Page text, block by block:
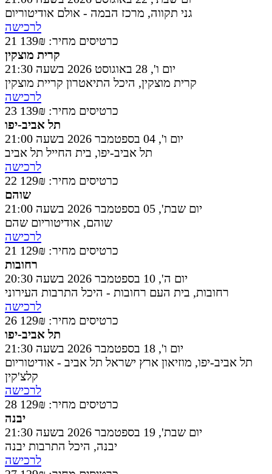
גני תקווה, מרכז הבמה - אולם אודיטוריום
לרכישה
21 כרטיסים מחיר: 139₪
קרית מוצקין
יום ו', 28 באוגוסט 2026 בשעה 21:30
קרית מוצקין, היכל התיאטרון קריית מוצקין
לרכישה
23 כרטיסים מחיר: 139₪
תל אביב-יפו
יום ו', 04 בספטמבר 2026 בשעה 21:00
תל אביב-יפו, בית החייל תל אביב
לרכישה
22 כרטיסים מחיר: 129₪
שוהם
יום שבת', 05 בספטמבר 2026 בשעה 21:00
שוהם, אודיטוריום שהם
לרכישה
21 כרטיסים מחיר: 129₪
רחובות
יום ה', 10 בספטמבר 2026 בשעה 20:30
רחובות, בית העם רחובות - היכל התרבות העירוני
לרכישה
26 כרטיסים מחיר: 129₪
תל אביב-יפו
יום ו', 18 בספטמבר 2026 בשעה 21:30
תל אביב-יפו, מוזיאון ארץ ישראל תל אביב - אודיטוריום
קלצ'קין
לרכישה
28 כרטיסים מחיר: 129₪
יבנה
יום שבת', 19 בספטמבר 2026 בשעה 21:30
יבנה, היכל התרבות יבנה
לרכישה